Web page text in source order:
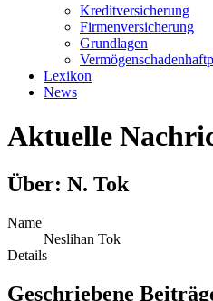
Kreditversicherung
Firmenversicherung
Grundlagen
Lexikon
News
Aktuelle
Über: N. Tok
Name
Neslihan Tok
Details
Geschriebene